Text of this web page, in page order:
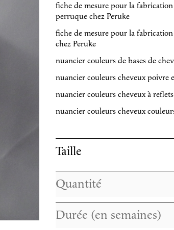
fiche de mesure pour la
perruque chez Peruke
fiche de mesure pour la
chez Peruke
nuancier couleurs de bases de
nuancier couleurs cheveux poivre
nuancier couleurs cheveux à reflets
nuancier couleurs cheveux
Taille